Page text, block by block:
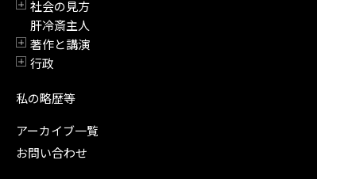
開閉
社会の見方
肝冷斎主人
開閉
著作と講演
開閉
行政
私の略歴等
アーカイブ一覧
お問い合わせ